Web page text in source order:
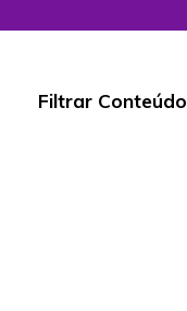
Filtrar Conteúdo